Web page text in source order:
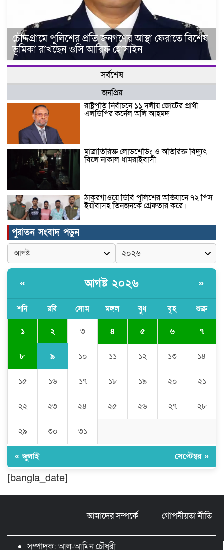
চৌদ্দগ্রামে পুলিশের প্রতি জনগণের আস্থা ফেরাতে বিশেষ
ভূমিকা রাখছেন ওসি আরিফ হোসাইন
সর্বশেষ
জনপ্রিয়
রাষ্ট্রপতি নির্বাচনে ১১ দলীয় জোটের প্রার্থী
এলডিপির কর্নেল অলি আহমদ
মাত্রাতিরিক্ত লোডশেডিং ও অতিরিক্ত বিদ্যুৎ
বিলে নাকাল ধামরাইবাসী
ঠাকুরগাঁওয়ে ডিবি পুলিশের অভিযানে ৭২ পিস
ইয়াবাসহ তিনজনকে গ্রেফতার করে।
উদ্বোধন হলো রানীশংকৈল উপজেলা মডেল
মসজিদ।
কুমিল্লা প্রেসক্লাবে তিন সাবেক সভাপতিকে
জলবায়ু পরিবর্তনের বিরূপ প্রভাব
মোকাবেলায়, বৃক্ষ রোপণ কর্মসূচি।
চৌদ্দগ্রামে পুলিশের প্রতি জনগণের আস্থা
লালমনিরহাট দলিল লেখক সমিতির ত্রি-বার্ষিক
নির্বাচন সম্পন্ন, সভাপতি সিরাজুল ও সাধারণ
সম্পাদক হামিদুর
সড়ক নিরাপত্তা ও জনসচেতনতা তৈরিতে
কমলগঞ্জ শাখার সভাপতি মোঃ আব্দুস সালাম।
পুরাতন সংবাদ পড়ুন
« আগষ্ট ২০২৬ »
শনি রবি সোম মঙ্গল বুধ বৃহ শুক্র
১ ২ ৩ ৪ ৫ ৬ ৭
৮ ৯ ১০ ১১ ১২ ১৩ ১৪
১৫ ১৬ ১৭ ১৮ ১৯ ২০ ২১
২২ ২৩ ২৪ ২৫ ২৬ ২৭ ২৮
২৯ ৩০ ৩১
« জুলাই সেপ্টেম্বর »
[bangla_date]
আমাদের সম্পর্কে গোপনীয়তা নীতি
সম্পাদক: আল-আমিন চৌধুরী